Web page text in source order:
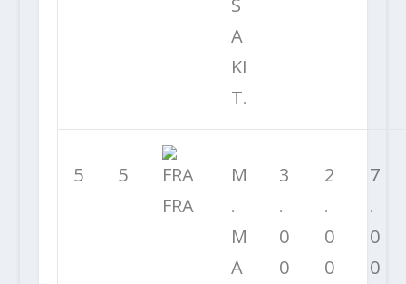
A
KI
T.
5
5
FRA
M
.
M
A
3
.
0
0
2
.
0
0
7
.
0
0